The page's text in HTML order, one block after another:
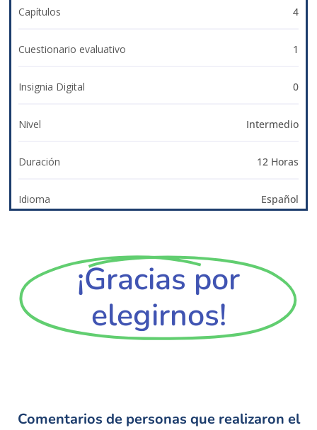
Capítulos 4
Cuestionario evaluativo 1
Insignia Digital 0
Nivel Intermedio
Duración 12 Horas
Idioma Español
¡Gracias por
elegirnos!
Comentarios de personas que realizaron el